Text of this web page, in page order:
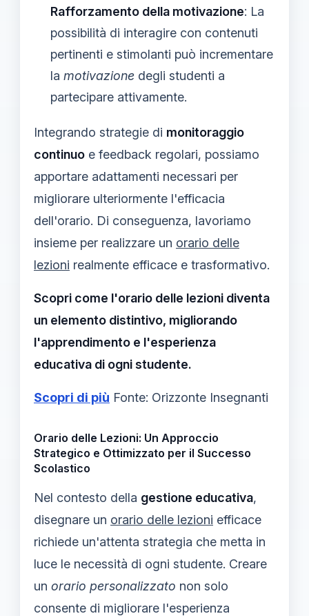
Rafforzamento della motivazione: La
possibilità di interagire con contenuti
pertinenti e stimolanti può incrementare
la motivazione degli studenti a
partecipare attivamente.
Integrando strategie di monitoraggio
continuo e feedback regolari, possiamo
apportare adattamenti necessari per
migliorare ulteriormente l'efficacia
dell'orario. Di conseguenza, lavoriamo
insieme per realizzare un orario delle
lezioni realmente efficace e trasformativo.
Scopri come l'orario delle lezioni diventa
un elemento distintivo, migliorando
l'apprendimento e l'esperienza
educativa di ogni studente.
Scopri di più Fonte: Orizzonte Insegnanti
Orario delle Lezioni: Un Approccio
Strategico e Ottimizzato per il Successo
Scolastico
Nel contesto della gestione educativa,
disegnare un orario delle lezioni efficace
richiede un'attenta strategia che metta in
luce le necessità di ogni studente. Creare
un orario personalizzato non solo
consente di migliorare l'esperienza